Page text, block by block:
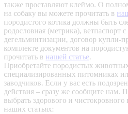
также проставляют клеймо. О
на собаку вы можете прочитать в
породистого котика должны быть
родословная (метрика), ветпаспорт
дегельминтизации, договор купли-
комплекте документов на
прочитать в нашей статье.
Приобретайте породистых
специализированных питомниках
заводчиков. Если у вас есть
действия – сразу же сообщите нам.
выбрать здорового и
наших статьях: